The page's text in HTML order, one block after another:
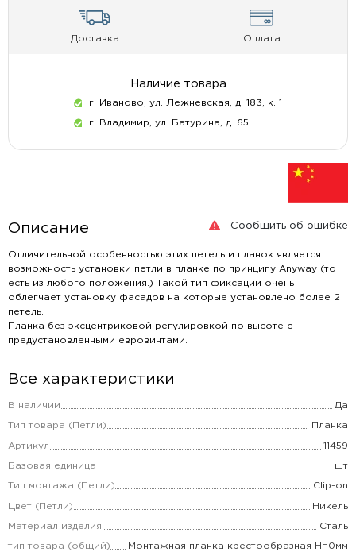
Доставка Оплата
Наличие товара
г. Иваново, ул. Лежневская, д. 183, к. 1
г. Владимир, ул. Батурина, д. 65
Сообщить об ошибке
Описание
Отличительной особенностью этих петель и планок является
возможность установки петли в планке по принципу Anyway (то
есть из любого положения.) Такой тип фиксации очень
облегчает установку фасадов на которые установлено более 2
петель.
Планка без эксцентриковой регулировкой по высоте с
предустановленными евровинтами.
Все характеристики
В наличии Да
Тип товара (Петли) Планка
Артикул 11459
Базовая единица шт
Тип монтажа (Петли) Clip-on
Цвет (Петли) Никель
Материал изделия Сталь
тип товара (общий) Монтажная планка крестообразная H=0мм